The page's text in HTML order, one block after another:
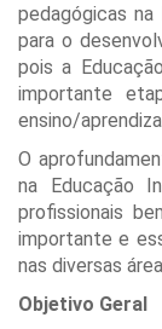
pedagógicas
para o
pois a
importante
ensino/
O
na Educação
profissionais
importante e
nas diversas
Objetivo Geral